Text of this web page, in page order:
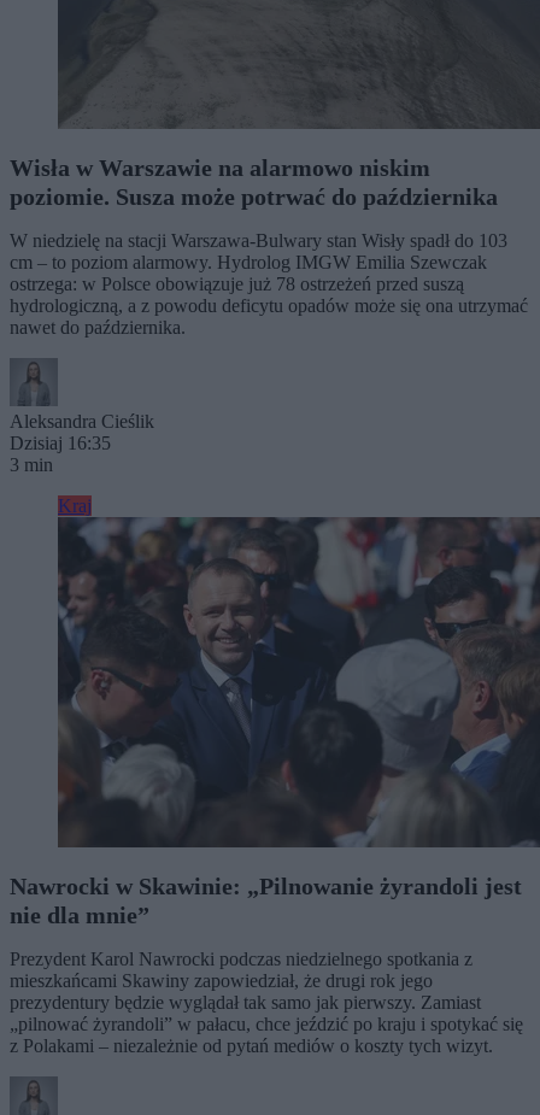
Wisła w Warszawie na alarmowo niskim
poziomie. Susza może potrwać do października
W niedzielę na stacji Warszawa-Bulwary stan Wisły spadł do 103
cm – to poziom alarmowy. Hydrolog IMGW Emilia Szewczak
ostrzega: w Polsce obowiązuje już 78 ostrzeżeń przed suszą
hydrologiczną, a z powodu deficytu opadów może się ona utrzymać
nawet do października.
Aleksandra Cieślik
Dzisiaj 16:35
3 min
Kraj
Nawrocki w Skawinie: „Pilnowanie żyrandoli jest
nie dla mnie”
Prezydent Karol Nawrocki podczas niedzielnego spotkania z
mieszkańcami Skawiny zapowiedział, że drugi rok jego
prezydentury będzie wyglądał tak samo jak pierwszy. Zamiast
„pilnować żyrandoli” w pałacu, chce jeździć po kraju i spotykać się
z Polakami – niezależnie od pytań mediów o koszty tych wizyt.